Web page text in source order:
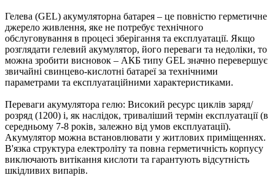
Гелева (GEL) акумуляторна батарея – це повністю герметичне
джерело живлення, яке не потребує технічного
обслуговування в процесі зберігання та експлуатації. Якщо
розглядати гелевий акумулятор, його переваги та недоліки, то
можна зробити висновок – АКБ типу GEL значно перевершує
звичайні свинцево-кислотні батареї за технічними
параметрами та експлуатаційними характеристиками.
Переваги акумулятора гелю: Високий ресурс циклів заряд/
розряд (1200) і, як наслідок, триваліший термін експлуатації (в
середньому 7-8 років, залежно від умов експлуатації).
Акумулятор можна встановлювати у житлових приміщеннях.
В'язка структура електроліту та повна герметичність корпусу
виключають витікання кислоти та гарантують відсутність
шкідливих випарів.